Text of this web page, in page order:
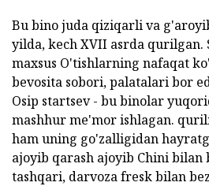
Bu bino juda qiziqarli va
yilda, kech XVII asrda
maxsus O'tishlarning nafaqat
bevosita sobori, palatalari bor
Osip startsev - bu binolar
mashhur me'mor ishlagan.
ham uning go'zalligidan
ajoyib qarash ajoyib Chini bilan
tashqari, darvoza fresk bilan